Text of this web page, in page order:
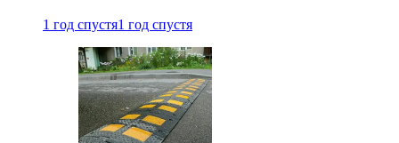
1 год спустя1 год спустя